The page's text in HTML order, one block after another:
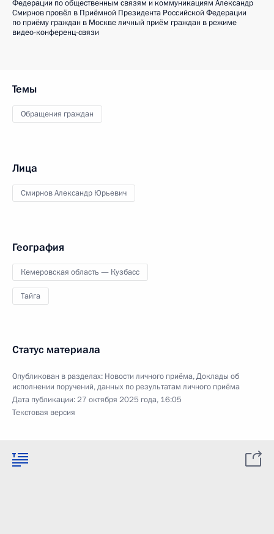
Федерации по общественным связям и коммуникациям Александр
Смирнов провёл в Приёмной Президента Российской Федерации
по приёму граждан в Москве личный приём граждан в режиме
видео-конференц-связи
Темы
Обращения граждан
Лица
Смирнов Александр Юрьевич
География
Кемеровская область — Кузбасс
Тайга
Статус материала
Опубликован в разделах: Новости личного приёма,Доклады об
исполнении поручений, данных по результатам личного приёма
Дата публикации:27 октября 2025 года, 16:05
Текстовая версия